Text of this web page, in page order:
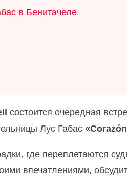
в Бенитачеле
состоится очередная
Лус Габас
где переплетаются
впечатлениями,